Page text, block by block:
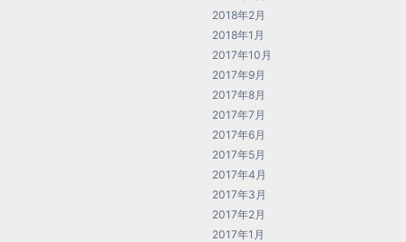
2018年2月
2018年1月
2017年10月
2017年9月
2017年8月
2017年7月
2017年6月
2017年5月
2017年4月
2017年3月
2017年2月
2017年1月